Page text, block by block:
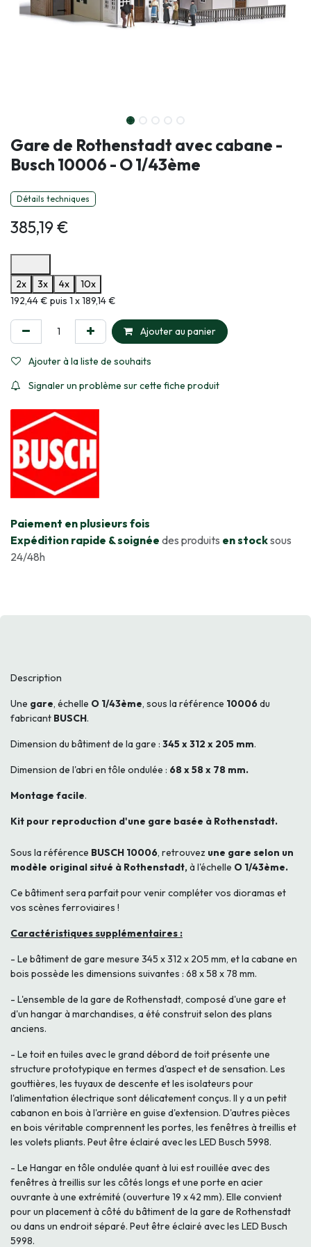
Gare de Rothenstadt avec cabane -
Busch 10006 - O 1/43ème
Détails techniques
385,19€
2x
3x 4x
10x
Informations sur le plan de paiement sélectionné
192,44 € puis 1 x 189,14 €
Ajouter au panier
Ajouter à la liste de souhaits
Signaler un problème sur cette fiche produit
​Paiement en plusieurs fois
Expédition rapide & soignée des produits en stocksous
24/48h
Description
Une gare, échelle O 1/43ème, sous la référence 10006du
fabricant BUSCH.
Dimension du bâtiment de la gare : 345x 312 x 205 mm.
Dimension de l'abri en tôle ondulée : 68 x 58 x 78 mm.
Montage facile.
Kit pour reproduction d'une gare basée à Rothenstadt.
Sous la référence BUSCH 10006, retrouvez une gare selon un
modèle original situé à Rothenstadt,à l'échelle O 1/43ème.
Ce bâtiment sera parfait pour venir compléter vos dioramas et
vos scènes ferroviaires !
Caractéristiques supplémentaires :
- Le bâtiment de gare mesure 345 x 312 x 205 mm, et la cabane en
bois possède les dimensions suivantes : 68 x 58 x 78 mm.
- L'ensemble de la gare de Rothenstadt, composé d'une gare et
d'un hangar à marchandises, a été construit selon des plans
anciens.
- Le toit en tuiles avec le grand débord de toit présente une
structure prototypique en termes d'aspect et de sensation. Les
gouttières, les tuyaux de descente et les isolateurs pour
l'alimentation électrique sont délicatement conçus. Il y a un petit
cabanon en bois à l'arrière en guise d'extension. D'autres pièces
en bois véritable comprennent les portes, les fenêtres à treillis et
les volets pliants. Peut être éclairé avec les LED Busch 5998.
- Le Hangar en tôle ondulée quant à lui est rouillée avec des
fenêtres à treillis sur les côtés longs et une porte en acier
ouvrante à une extrémité (ouverture 19 x 42 mm). Elle convient
pour un placement à côté du bâtiment de la gare de Rothenstadt
ou dans un endroit séparé. Peut être éclairé avec les LED Busch
5998.